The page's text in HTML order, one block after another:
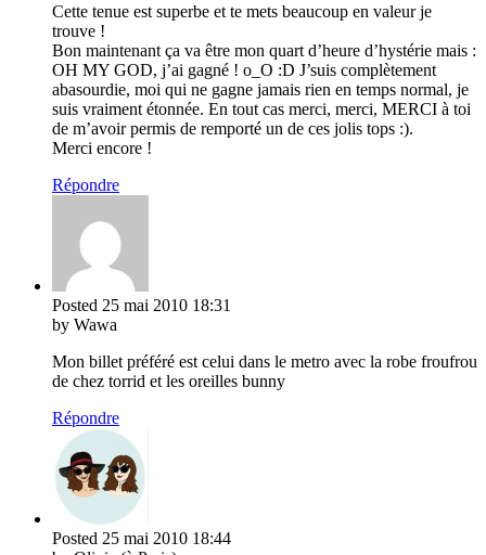
Cette tenue est superbe et te mets beaucoup en valeur je
trouve !
Bon maintenant ça va être mon quart d’heure d’hystérie mais :
OH MY GOD, j’ai gagné ! o_O :D J’suis complètement
abasourdie, moi qui ne gagne jamais rien en temps normal, je
suis vraiment étonnée. En tout cas merci, merci, MERCI à toi
de m’avoir permis de remporté un de ces jolis tops :).
Merci encore !
Répondre
Posted 25 mai 2010 18:31
by Wawa
Mon billet préféré est celui dans le metro avec la robe froufrou
de chez torrid et les oreilles bunny
Répondre
Posted 25 mai 2010 18:44